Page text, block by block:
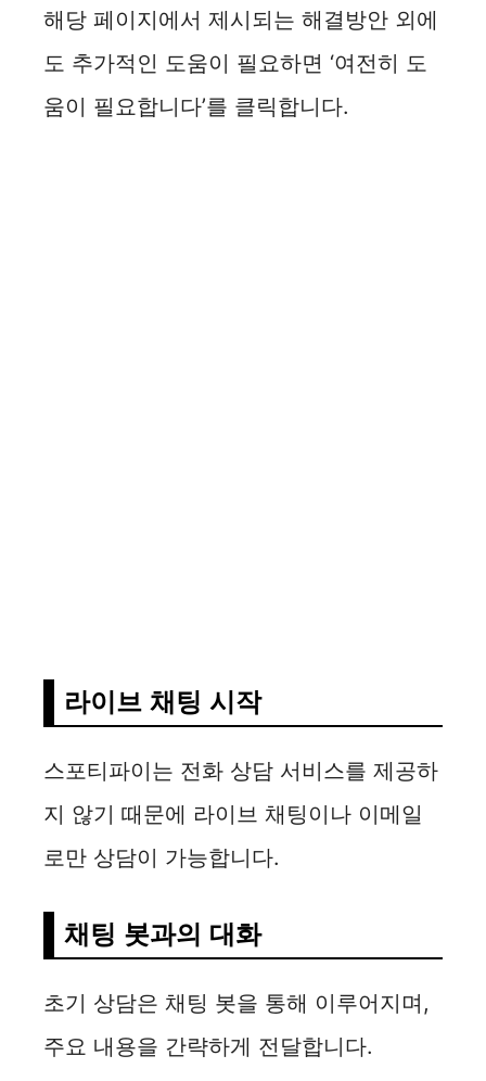
해당 페이지에서 제시되는 해결방안 외에
도 추가적인 도움이 필요하면 ‘여전히 도
움이 필요합니다’를 클릭합니다.
라이브 채팅 시작
스포티파이는 전화 상담 서비스를 제공하
지 않기 때문에 라이브 채팅이나 이메일
로만 상담이 가능합니다.
채팅 봇과의 대화
초기 상담은 채팅 봇을 통해 이루어지며,
주요 내용을 간략하게 전달합니다.